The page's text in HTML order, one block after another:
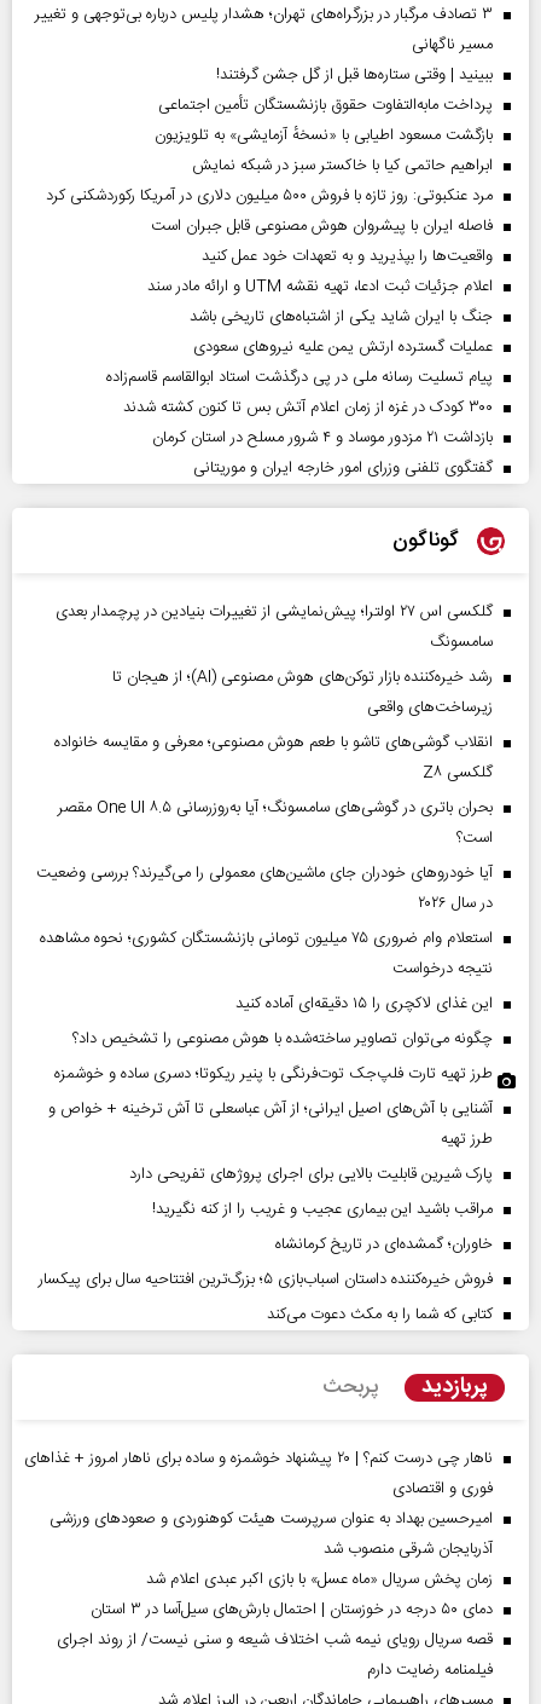
۳ تصادف مرگبار در بزرگراه‌های تهران؛ هشدار پلیس درباره بی‌توجهی و تغییر
مسیر ناگهانی
ببینید | وقتی ستاره‌ها قبل از گل جشن گرفتند!
پرداخت مابه‌التفاوت حقوق بازنشستگان تأمین اجتماعی
بازگشت مسعود اطیابی با «نسخهٔ آزمایشی» به تلویزیون
ابراهیم حاتمی کیا با خاکستر سبز در شبکه نمایش
مرد عنکبوتی: روز تازه با فروش ۵۰۰ میلیون دلاری در آمریکا رکوردشکنی کرد
فاصله ایران با پیشرو‌ان هوش مصنوعی قابل جبران است
واقعیت‌ها را بپذیرید و به تعهدات خود عمل کنید
اعلام جزئیات ثبت ادعا، تهیه نقشه UTM و ارائه مادر سند
جنگ با ایران شاید یکی از اشتباه‌های تاریخی باشد
عملیات گسترده ارتش یمن علیه نیروهای سعودی
پیام تسلیت رسانه ملی در پی درگذشت استاد ابوالقاسم قاسم‌زاده
۳۰۰ کودک در غزه از زمان اعلام آتش بس تا کنون کشته شدند
بازداشت ۲۱ مزدور موساد و ۴ شرور مسلح در استان کرمان
گفتگوی تلفنی وزرای امور خارجه ایران و موریتانی
گوناگون
گلکسی اس ۲۷ اولترا؛ پیش‌نمایشی از تغییرات بنیادین در پرچمدار بعدی
سامسونگ
رشد خیره‌کننده بازار توکن‌های هوش مصنوعی (AI)؛ از هیجان تا
زیرساخت‌های واقعی
انقلاب گوشی‌های تاشو‌ با طعم هوش مصنوعی؛ معرفی و مقایسه خانواده
گلکسی Z۸
بحران باتری در گوشی‌های سامسونگ؛ آیا به‌روزرسانی One UI ۸.۵ مقصر
است؟
آیا خودروهای خودران جای ماشین‌های معمولی را می‌گیرند؟ بررسی وضعیت
در سال ۲۰۲۶
استعلام وام ضروری ۷۵ میلیون تومانی بازنشستگان کشوری؛ نحوه مشاهده
نتیجه درخواست
این غذای لاکچری را ۱۵ دقیقه‌ای آماده کنید
چگونه می‌توان تصاویر ساخته‌شده با هوش مصنوعی را تشخیص داد؟
طرز تهیه تارت فلپ‌جک توت‌فرنگی با پنیر ریکوتا؛ دسری ساده و خوشمزه
آشنایی با آش‌های اصیل ایرانی؛ از آش عباسعلی تا آش ترخینه + خواص و
طرز تهیه
پارک شیرین قابلیت‌ بالایی برای اجرای پروژهای تفریحی دارد
مراقب باشید این بیماری عجیب و غریب را از کنه نگیرید!
خاوران؛ گمشده‌ای در تاریخ کرمانشاه
فروش خیره‌کننده داستان اسباب‌بازی ۵؛ بزرگ‌ترین افتتاحیه سال برای پیکسار
کتابی که شما را به مکث دعوت می‌کند
پربازدید پربحث
ناهار چی درست کنم؟ | ۲۰ پیشنهاد خوشمزه و ساده برای ناهار امروز + غذاهای
فوری و اقتصادی
امیرحسین بهداد به عنوان سرپرست هیئت کوهنوردی و صعودهای ورزشی
آذربایجان شرقی منصوب شد
زمان پخش سریال «ماه عسل» با بازی اکبر عبدی اعلام شد
دمای ۵۰ درجه در خوزستان | احتمال بارش‌های سیل‌آسا در ۳ استان
قصه سریال رویای نیمه شب اختلاف شیعه و سنی نیست/ از روند اجرای
فیلمنامه رضایت دارم